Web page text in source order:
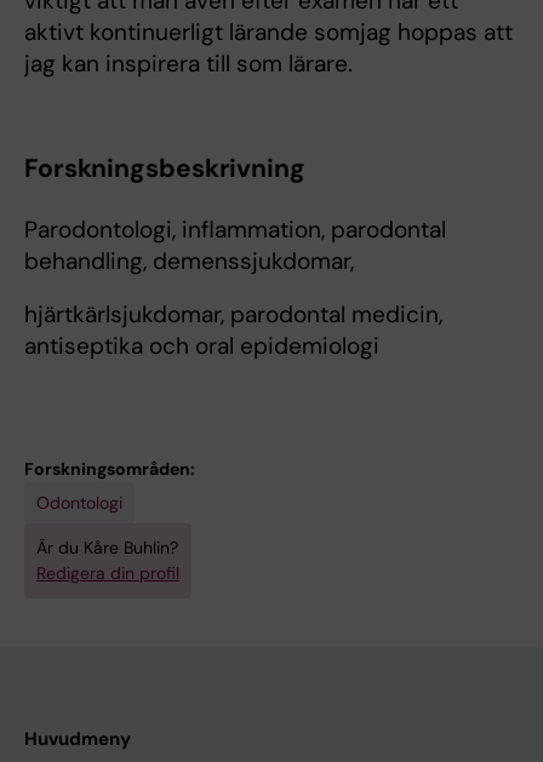
aktivt kontinuerligt lärande somjag hoppas att
jag kan inspirera till som lärare.
Forskningsbeskrivning
Parodontologi, inflammation, parodontal
behandling, demenssjukdomar,
hjärtkärlsjukdomar, parodontal medicin,
antiseptika och oral epidemiologi
Forskningsområden:
Odontologi
Är du Kåre Buhlin?
Redigera din profil
Huvudmeny